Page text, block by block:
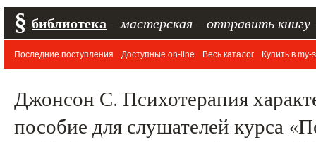
§ библиотека мастерская отправить книгу
Последние поступления Доступные on-line Весь каталог Купить в my-
Джонсон С. Психотерапия
пособие для слушателей курса